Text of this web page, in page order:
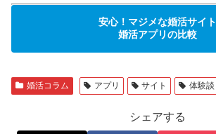
安心！マジメな婚活サイト
婚活アプリの比較
婚活コラム アプリ サイト 体験談
シェアする